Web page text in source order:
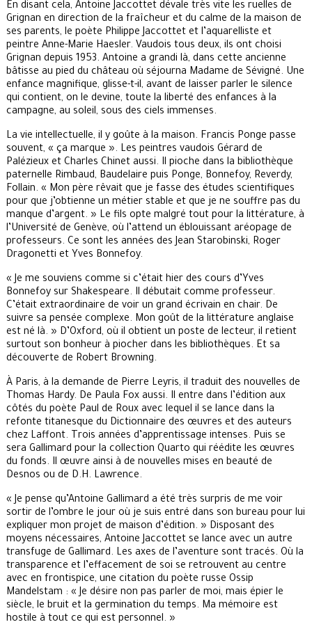
En disant cela, Antoine Jaccottet dévale très vite les ruelles de
Grignan en direction de la fraîcheur et du calme de la maison de
ses parents, le poète Philippe Jaccottet et l’aquarelliste et
peintre Anne-Marie Haesler. Vaudois tous deux, ils ont choisi
Grignan depuis 1953. Antoine a grandi là, dans cette ancienne
bâtisse au pied du château où séjourna Madame de Sévigné. Une
enfance magnifique, glisse-t-il, avant de laisser parler le silence
qui contient, on le devine, toute la liberté des enfances à la
campagne, au soleil, sous des ciels immenses.
La vie intellectuelle, il y goûte à la maison. Francis Ponge passe
souvent, « ça marque ». Les peintres vaudois Gérard de
Palézieux et Charles Chinet aussi. Il pioche dans la bibliothèque
paternelle Rimbaud, Baudelaire puis Ponge, Bonnefoy, Reverdy,
Follain. « Mon père rêvait que je fasse des études scientifiques
pour que j’obtienne un métier stable et que je ne souffre pas du
manque d’argent. » Le fils opte malgré tout pour la littérature, à
l’Université de Genève, où l’attend un éblouissant aréopage de
professeurs. Ce sont les années des Jean Starobinski, Roger
Dragonetti et Yves Bonnefoy.
« Je me souviens comme si c’était hier des cours d’Yves
Bonnefoy sur Shakespeare. Il débutait comme professeur.
C’était extraordinaire de voir un grand écrivain en chair. De
suivre sa pensée complexe. Mon goût de la littérature anglaise
est né là. » D’Oxford, où il obtient un poste de lecteur, il retient
surtout son bonheur à piocher dans les bibliothèques. Et sa
découverte de Robert Browning.
À Paris, à la demande de Pierre Leyris, il traduit des nouvelles de
Thomas Hardy. De Paula Fox aussi. Il entre dans l’édition aux
côtés du poète Paul de Roux avec lequel il se lance dans la
refonte titanesque du Dictionnaire des œuvres et des auteurs
chez Laffont. Trois années d’apprentissage intenses. Puis se
sera Gallimard pour la collection Quarto qui réédite les œuvres
du fonds. Il œuvre ainsi à de nouvelles mises en beauté de
Desnos ou de D.H. Lawrence.
« Je pense qu’Antoine Gallimard a été très surpris de me voir
sortir de l’ombre le jour où je suis entré dans son bureau pour lui
expliquer mon projet de maison d’édition. » Disposant des
moyens nécessaires, Antoine Jaccottet se lance avec un autre
transfuge de Gallimard. Les axes de l’aventure sont tracés. Où la
transparence et l’effacement de soi se retrouvent au centre
avec en frontispice, une citation du poète russe Ossip
Mandelstam : « Je désire non pas parler de moi, mais épier le
siècle, le bruit et la germination du temps. Ma mémoire est
hostile à tout ce qui est personnel. »